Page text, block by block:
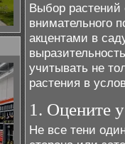
Выбор растений
внимательного
акцентами в
учитывать не
растения в
1. Оцените
Не все тени